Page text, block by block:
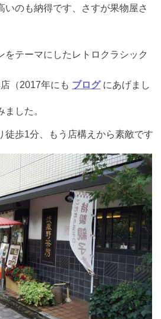
いのも納得です、さすが果物屋さ
をテーマにしたレトロクラシック
（2017年にも ブログにあげまし
した。
徒歩1分、もう店構えから素敵です